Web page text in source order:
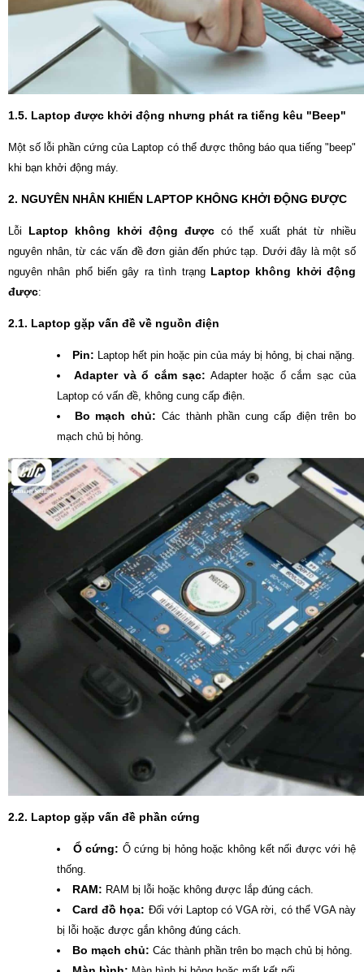
1.5. Laptop được khởi động nhưng phát ra tiếng kêu "Beep"
Một số lỗi phần cứng của Laptop có thể được thông báo qua tiếng "beep"
khi bạn khởi động máy.
2. NGUYÊN NHÂN KHIẾN LAPTOP KHÔNG KHỞI ĐỘNG ĐƯỢC
Lỗi Laptop không khởi động được có thể xuất phát từ nhiều
nguyên nhân, từ các vấn đề đơn giản đến phức tạp. Dưới đây là một số
nguyên nhân phổ biến gây ra tình trạng Laptop không khởi động
được:
2.1. Laptop gặp vấn đề về nguồn điện
Pin: Laptop hết pin hoặc pin của máy bị hỏng, bị chai nặng.
Adapter và ổ cắm sạc: Adapter hoặc ổ cắm sạc của
Laptop có vấn đề, không cung cấp điện.
Bo mạch chủ: Các thành phần cung cấp điện trên bo
mạch chủ bị hỏng.
2.2. Laptop gặp vấn đề phần cứng
Ổ cứng: Ổ cứng bị hỏng hoặc không kết nối được với hệ
thống.
RAM: RAM bị lỗi hoặc không được lắp đúng cách.
Card đồ họa: Đối với Laptop có VGA rời, có thể VGA này
bị lỗi hoặc được gắn không đúng cách.
Bo mạch chủ: Các thành phần trên bo mạch chủ bị hỏng.